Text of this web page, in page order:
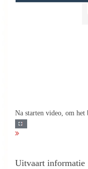
Na starten video, om
Uitvaart informatie